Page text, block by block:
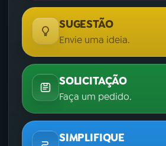
SUGESTÃO
Envie uma ideia.
SOLICITAÇÃO
Faça um pedido.
SIMPLIFIQUE